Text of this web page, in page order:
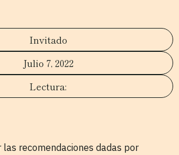
Invitado
Julio 7, 2022
recomendaciones dadas por